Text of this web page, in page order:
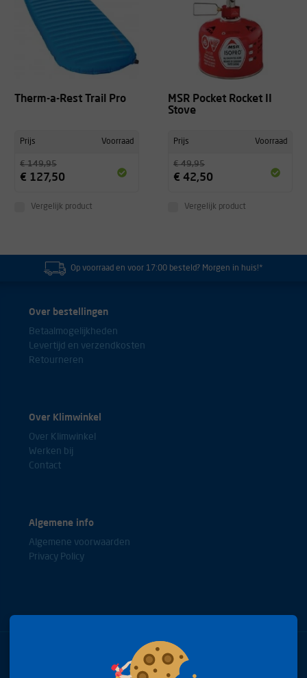
Therm-a-Rest Trail Pro
Prijs Voorraad
€ 149,95
€ 127,50
Vergelijk product
MSR Pocket Rocket II
Stove
Prijs Voorraad
€ 49,95
€ 42,50
Vergelijk product
Op voorraad en voor 17:00 besteld? Morgen in huis!*
Over bestellingen
Betaalmogelijkheden
Levertijd en verzendkosten
Retourneren
Over Klimwinkel
Over Klimwinkel
Werken bij
Contact
Algemene info
Algemene voorwaarden
Privacy Policy
Bel met onze experts
+31(0)85 0653688